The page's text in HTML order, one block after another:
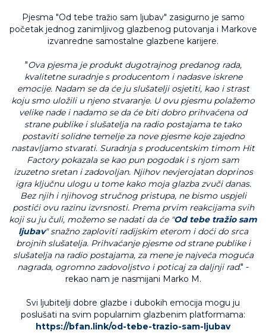
Pjesma "Od tebe tražio sam ljubav" zasigurno je samo
početak jednog zanimljivog glazbenog putovanja i Markove
izvanredne samostalne glazbene karijere.
"Ova pjesma je produkt dugotrajnog predanog rada,
kvalitetne suradnje s producentom i nadasve iskrene
emocije. Nadam se da će ju slušatelji osjetiti, kao i strast
koju smo uložili u njeno stvaranje. U ovu pjesmu polažemo
velike nade i nadamo se da će biti dobro prihvaćena od
strane publike i slušatelja na radio postajama te tako
postaviti solidne temelje za nove pjesme koje zajedno
nastavljamo stvarati. Suradnja s producentskim timom Hit
Factory pokazala se kao pun pogodak i s njom sam
izuzetno sretan i zadovoljan. Njihov nevjerojatan doprinos
igra ključnu ulogu u tome kako moja glazba zvuči danas.
Bez njih i njihovog stručnog pristupa, ne bismo uspjeli
postići ovu razinu izvrsnosti. Prema prvim reakcijama svih
koji su ju čuli, možemo se nadati da će "Od tebe tražio sam
ljubav" snažno zaploviti radijskim eterom i doći do srca
brojnih slušatelja. Prihvaćanje pjesme od strane publike i
slušatelja na radio postajama, za mene je najveća moguća
nagrada, ogromno zadovoljstvo i poticaj za daljnji rad." -
rekao nam je nasmijani Marko M.
Svi ljubitelji dobre glazbe i dubokih emocija mogu ju
poslušati na svim popularnim glazbenim platformama:
https://bfan.link/od-tebe-trazio-sam-ljubav